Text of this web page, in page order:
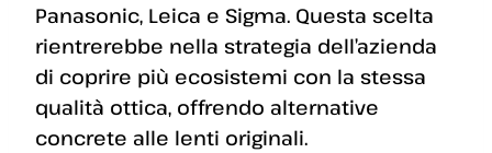
Panasonic, Leica e Sigma. Questa scelta
rientrerebbe nella strategia dell’azienda
di coprire più ecosistemi con la stessa
qualità ottica, offrendo alternative
concrete alle lenti originali.